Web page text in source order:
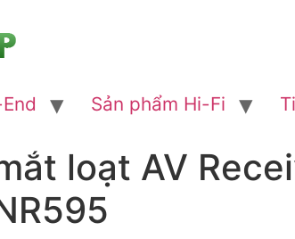
Sản phẩm Hi-Fi
loạt AV